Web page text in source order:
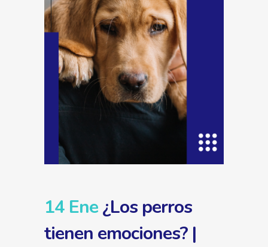
14 Ene¿Los perros
tienen emociones? |